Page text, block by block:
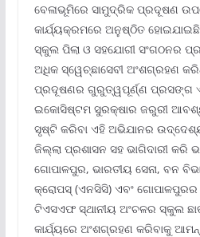
ବେଳାଭୂମିରେ ସାମୁଦ୍ରିକ ପ୍ରଦୂଷଣ
କାର୍ଯ୍ୟକ୍ରମରେ ଅନୁଷ୍ଠିତ ହୋଇଯାଇଛି
ସ୍କୁଲ ପିଲା ଓ ସହଯୋଗୀ ସଂଗଠନର
ଅଧିକ ସ୍ୱେଚ୍ଛାସେବୀ ଅଂଶଗ୍ରହଣ
ପ୍ରଦୂଷଣର ଗୁରୁତ୍ୱପୂର୍ଣ୍ଣ ପ୍ରସଙ୍ଗ
ଇକୋସିଷ୍ଟମ ସୁରକ୍ଷାର ଜରୁରୀ
ସୃଷ୍ଟି କରିବା ଏହି ଅଭିଯାନର
ଜିଲ୍ଲା ପ୍ରଶାସନ ସହ ଭାଗିଦାରୀ କରି
ଗୋପାଳପୁର, ଭାରତୀୟ ସେନା, ବନ
କ୍ରୋପସ୍ (ଏନସିସି) ଏବଂ ଗୋପାଳପୁରର
ଟିଏସଏଫ ସ୍ଥାନୀୟ ଅଂଚଳର ସ୍କୁଲ
କାର୍ଯ୍ୟରେ ଅଂଶଗ୍ରହଣ କରିବାକୁ